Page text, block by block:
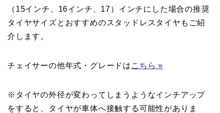
（15インチ、16インチ、17）インチにした場合の推奨
タイヤサイズとおすすめのスタッドレスタイヤもご紹
介します。
チェイサーの他年式・グレードは こちら »
※タイヤの外径が変わってしまうようなインチアップ
をすると、タイヤが車体へ接触する可能性がありま